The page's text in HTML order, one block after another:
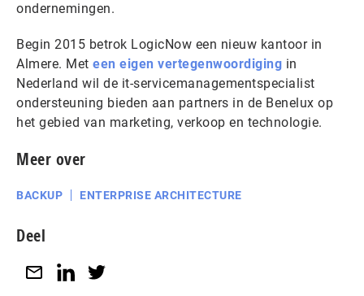
ondernemingen.
Begin 2015 betrok LogicNow een nieuw kantoor in
Almere. Met een eigen vertegenwoordiging in
Nederland wil de it-servicemanagementspecialist
ondersteuning bieden aan partners in de Benelux op
het gebied van marketing, verkoop en technologie.
Meer over
BACKUP ENTERPRISE ARCHITECTURE
Deel